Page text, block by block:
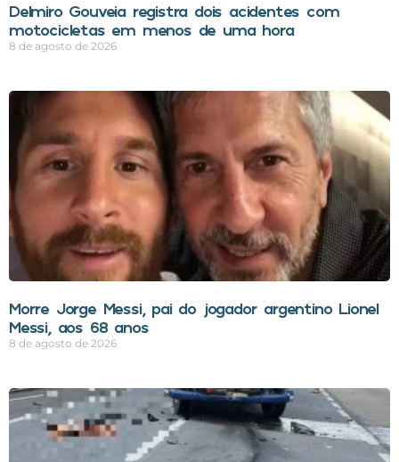
Delmiro Gouveia registra dois acidentes com
motocicletas em menos de uma hora
8 de agosto de 2026
Morre Jorge Messi, pai do jogador argentino Lionel
Messi, aos 68 anos
8 de agosto de 2026